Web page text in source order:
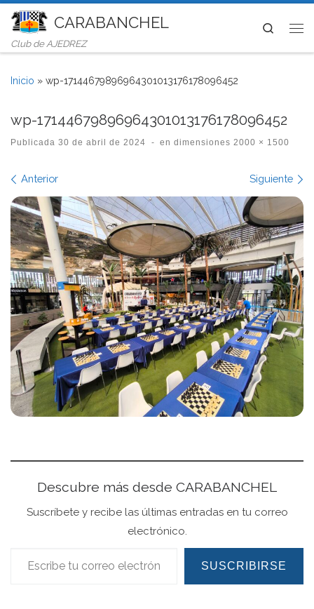
Saltar al contenido
CARABANCHEL
Club de AJEDREZ
Search
Inicio » wp-17144679896964301013176178096452
wp-17144679896964301013176178096452
Publicada 30 de abril de 2024 - en dimensiones 2000 × 1500
Navegación de imágenes
Anterior Siguiente
Descubre más desde CARABANCHEL
Suscríbete y recibe las últimas entradas en tu correo
electrónico.
Escribe tu correo electrónico…
SUSCRIBIRSE